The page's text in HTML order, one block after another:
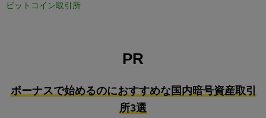
ビットコイン取引所
PR
ボーナスで始めるのにおすすめな国内暗号資産取引
所3選